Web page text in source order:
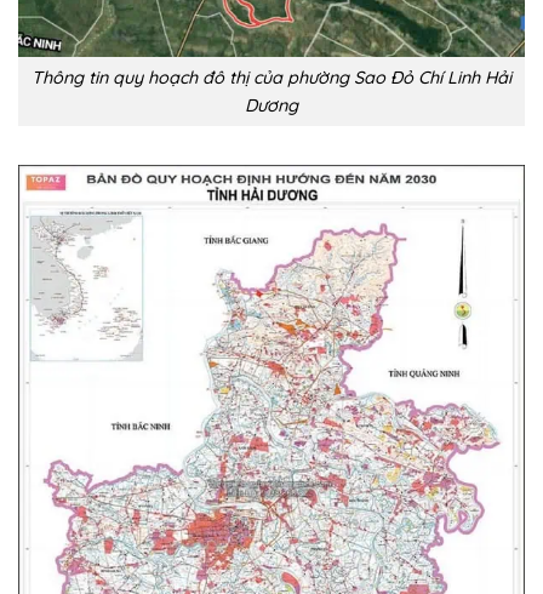
Thông tin quy hoạch đô thị của phường Sao Đỏ Chí Linh Hải
Dương